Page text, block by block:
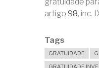
artigo 98, inc.
Tags
GRATUIDADE
GRATUIDADE